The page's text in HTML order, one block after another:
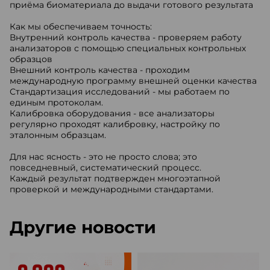
приёма биоматериала до выдачи готового результата
Как мы обеспечиваем точность:
Внутренний контроль качества - проверяем работу
анализаторов с помощью специальных контрольных
образцов
Внешний контроль качества - проходим
международную программу внешней оценки качества
Стандартизация исследований - мы работаем по
единым протоколам.
Калибровка оборудования - все анализаторы
регулярно проходят калибровку, настройку по
эталонным образцам.
Для нас ясность - это не просто слова; это
повседневный, систематический процесс.
Каждый результат подтвержден многоэтапной
проверкой и международными стандартами.
Другие новости